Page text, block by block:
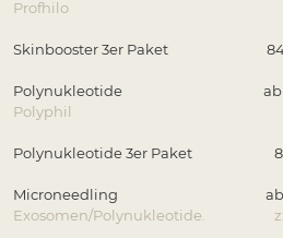
Profhilo
Skinbooster 3er Paket
Polynukleotide ab
Polyphil
Polynukleotide 3er Paket
Microneedling ab
Exosomen/Polynukleotide.